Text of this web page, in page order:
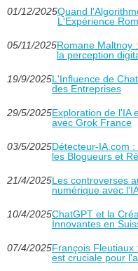
01/12/2025Quand
L'Expérience
05/11/2025Romane Maltnoy
la perception
19/9/2025L'Influence de
des Entreprises
29/5/2025Exploration de l'IA
avec Grok France
03/5/2025Détecteur-IA.com
les Blogueurs et
21/4/2025Les controverses
numérique avec
10/4/2025ChatGPT et la
Innovantes en
07/4/2025François Fleutiaux
est cruciale pour